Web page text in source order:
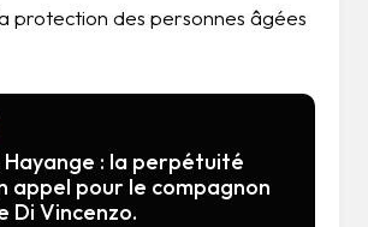
protection des personnes âgées
Hayange : la perpétuité
appel pour le compagnon
Di Vincenzo.